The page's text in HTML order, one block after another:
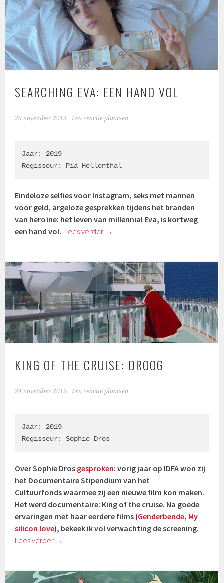
SEARCHING EVA: EEN HAND VOL
29 november 2019 Een reactie plaatsen
Jaar: 2019
Regisseur: Pia Hellenthal
Eindeloze selfies voor Instagram, seks met mannen
voor geld, argeloze gesprekken tijdens het branden
van heroïne: het leven van millennial Eva, is kortweg
een hand vol. Lees verder →
KING OF THE CRUISE: DROOG
24 november 2019 Een reactie plaatsen
Jaar: 2019
Regisseur: Sophie Dros
Over Sophie Dros gesproken: vorig jaar op IDFA won zij
het Documentaire Stipendium van het
Cultuurfonds waarmee zij een nieuwe film kon maken.
Het werd documentaire: King of the cruise. Na goede
ervaringen met haar eerdere films (Genderbende, My
silicon love), bekeek ik vol verwachting de screening.
Lees verder →